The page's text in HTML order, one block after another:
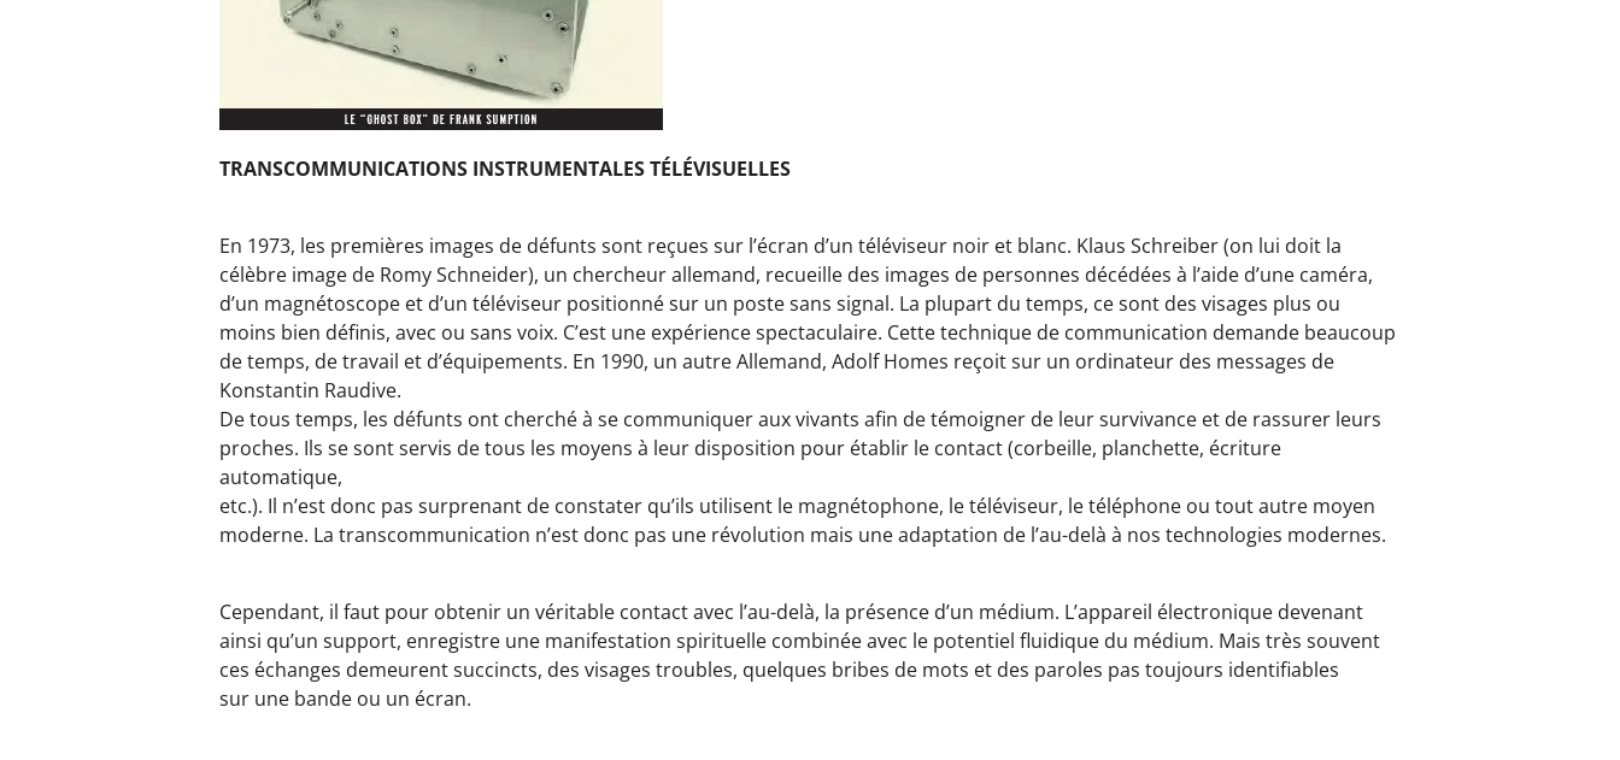
TRANSCOMMUNICATIONS INSTRUMENTALES TÉLÉVISUELLES
En 1973, les premières images de défunts sont reçues sur l’écran d’un téléviseur noir et blanc. Klaus Schreiber (on lui doit la
célèbre image de Romy Schneider), un chercheur allemand, recueille des images de personnes décédées à l’aide d’une caméra,
d’un magnétoscope et d’un téléviseur positionné sur un poste sans signal. La plupart du temps, ce sont des visages plus ou
moins bien définis, avec ou sans voix. C’est une expérience spectaculaire. Cette technique de communication demande beaucoup
de temps, de travail et d’équipements. En 1990, un autre Allemand, Adolf Homes reçoit sur un ordinateur des messages de
Konstantin Raudive.
De tous temps, les défunts ont cherché à se communiquer aux vivants afin de témoigner de leur survivance et de rassurer leurs
proches. Ils se sont servis de tous les moyens à leur disposition pour établir le contact (corbeille, planchette, écriture
automatique,
etc.). Il n’est donc pas surprenant de constater qu’ils utilisent le magnétophone, le téléviseur, le téléphone ou tout autre moyen
moderne. La transcommunication n’est donc pas une révolution mais une adaptation de l’au-delà à nos technologies modernes.
Cependant, il faut pour obtenir un véritable contact avec l’au-delà, la présence d’un médium. L’appareil électronique devenant
ainsi qu’un support, enregistre une manifestation spirituelle combinée avec le potentiel fluidique du médium. Mais très souvent
ces échanges demeurent succincts, des visages troubles, quelques bribes de mots et des paroles pas toujours identifiables
sur une bande ou un écran.